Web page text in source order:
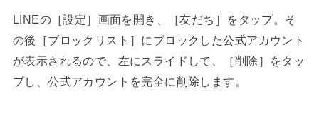
LINEの［設定］画面を開き、［友だち］をタップ。そ
の後［ブロックリスト］にブロックした公式アカウント
が表示されるので、左にスライドして、［削除］をタッ
プし、公式アカウントを完全に削除します。